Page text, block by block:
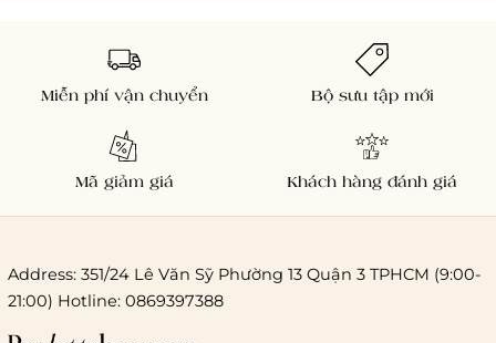
Chi phí giao hàng
Miễn phí vận chuyển Bộ sưu tập mới
Mã giảm giá Khách hàng đánh giá
Address: 351/24 Lê Văn Sỹ Phường 13 Quận 3 TPHCM (9:00-
21:00) Hotline: 0869397388